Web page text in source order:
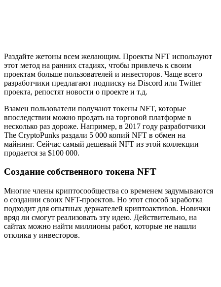
Раздайте жетоны всем желающим. Проекты NFT используют
этот метод на ранних стадиях, чтобы привлечь к своим
проектам больше пользователей и инвесторов. Чаще всего
разработчики предлагают подписку на Discord или Twitter
проекта, репостят новости о проекте и т.д.
Взамен пользователи получают токены NFT, которые
впоследствии можно продать на торговой платформе в
несколько раз дороже. Например, в 2017 году разработчики
The CryptoPunks раздали 5 000 копий NFT в обмен на
майнинг. Сейчас самый дешевый NFT из этой коллекции
продается за $100 000.
Создание собственного токена NFT
Многие члены криптосообщества со временем задумываются
о создании своих NFT-проектов. Но этот способ заработка
подходит для опытных держателей криптоактивов. Новички
вряд ли смогут реализовать эту идею. Действительно, на
сайтах можно найти миллионы работ, которые не нашли
отклика у инвесторов.